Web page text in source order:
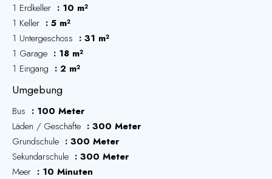
1 Erdkeller
10 m²
1 Keller
5 m²
1 Untergeschoss
31 m²
1 Garage
18 m²
1 Eingang
2 m²
Umgebung
Bus
100 Meter
Läden / Geschäfte
300 Meter
Grundschule
300 Meter
Sekundarschule
300 Meter
Meer
10 Minuten